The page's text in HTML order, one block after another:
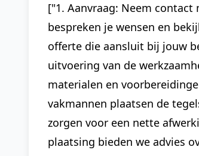
["1. Aanvraag: Neem
bespreken je wensen en
offerte die aansluit bij jouw
uitvoering van de
materialen en
vakmannen plaatsen de
zorgen voor een nette
plaatsing bieden we advies